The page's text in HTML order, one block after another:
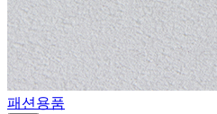
패션용품